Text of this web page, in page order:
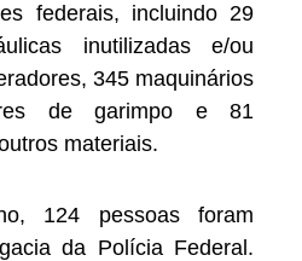
federais, incluindo 29
inutilizadas e/ou
345 maquinários
de garimpo e 81
materiais.
124 pessoas foram
da Polícia Federal.